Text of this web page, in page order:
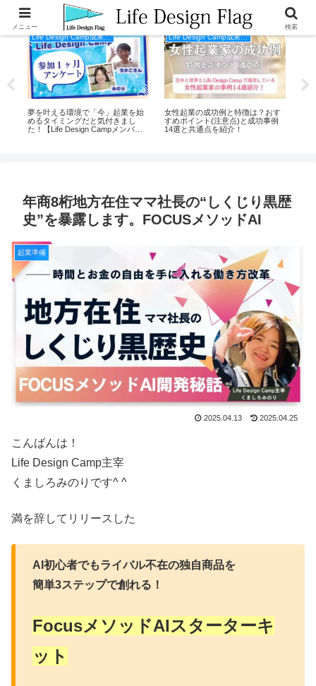
Life Design Camp成果事例
夢を叶える環境で「今」起業を始
めるタイミングだと気付きまし
た！【Life Design Campメンバー
Life Design Camp成果事例
女性起業の成功例と特徴は？おす
すめポイント(注意点)と成功事例
14選と共通点を紹介！
年商8桁地方在住ママ社長の“しくじり黒歴
史”を暴露します。FOCUSメソッドAI
起業準備
2025.04.13 2025.04.25
こんばんは！
Life Design Camp主宰
くましろみのりです^ ^
満を辞してリリースした
AI初心者でもライバル不在の独自商品を
簡単3ステップで創れる！
FocusメソッドAIスターターキ
ット
メニュー 検索